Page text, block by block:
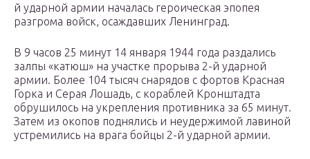
й ударной армии началась героическая эпопея
разгрома войск, осаждавших Ленинград.
В 9 часов 25 минут 14 января 1944 года раздались
залпы «катюш» на участке прорыва 2-й ударной
армии. Более 104 тысяч снарядов с фортов Красная
Горка и Серая Лошадь, с кораблей Кронштадта
обрушилось на укрепления противника за 65 минут.
Затем из окопов поднялись и неудержимой лавиной
устремились на врага бойцы 2-й ударной армии.